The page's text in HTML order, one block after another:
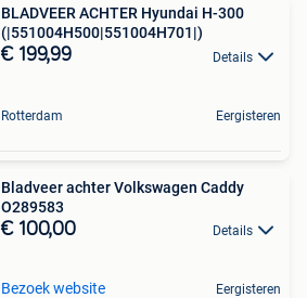
BLADVEER ACHTER Hyundai H-300
(|551004H500|551004H701|)
€ 199,99 Details
Rotterdam Eergisteren
Bladveer achter Volkswagen Caddy
O289583
€ 100,00 Details
Bezoek website Eergisteren